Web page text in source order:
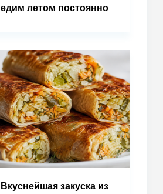
едим летом постоянно
Вкуснейшая закуска из